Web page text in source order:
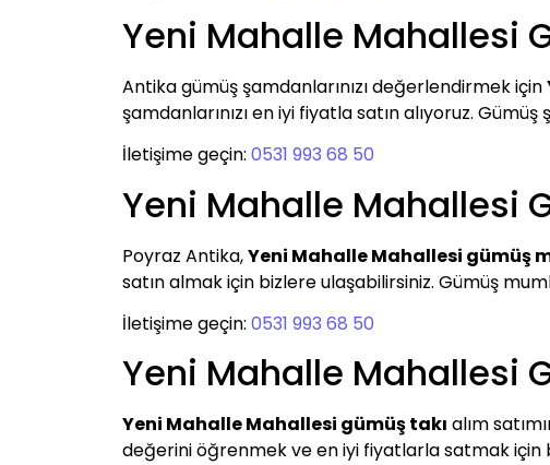
Yeni Mahalle Mahallesi
Antika gümüş şamdanlarınızı değerlendirmek için
şamdanlarınızı en iyi fiyatla satın alıyoruz.
İletişime geçin: 0531 993 68 50
Yeni Mahalle Mahallesi
Poyraz Antika,Yeni Mahalle Mahallesi gümüş
satın almak için bizlere ulaşabilirsiniz. Gümüş
İletişime geçin: 0531 993 68 50
Yeni Mahalle Mahallesi
Yeni Mahalle Mahallesi gümüş takı alım
değerini öğrenmek ve en iyi fiyatlarla satmak için